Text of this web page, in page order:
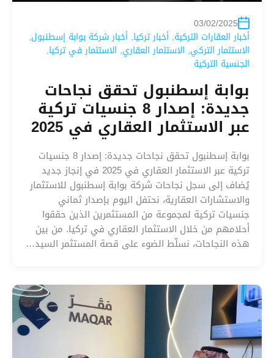
03/02/2025
أخبار العقارات التركية, أخبار تركيا, أخبار شركة بوابة إسطنبول,
الاستثمار التركي, الاستثمار العقاري, الاستثمار في تركيا,
الجنسية التركية
بوابة إسطنبول تحقق نجاحات
جديدة: إصدار 8 جنسيات تركية
عبر الاستثمار العقاري في 2025
بوابة إسطنبول تحقق نجاحات جديدة: إصدار 8 جنسيات
تركية عبر الاستثمار العقاري في 2025 في إنجاز جديد
يُضاف إلى سجل نجاحات شركة بوابة إسطنبول للاستثمار
والاستشارات العقارية، نحتفل اليوم بإصدار ثماني
جنسيات تركية لمجموعة من المستثمرين الذين حققوا
أحلامهم من خلال الاستثمار العقاري في تركيا. من بين
هذه النجاحات، نسلّط الضوء على قصة المستثمر السيد…